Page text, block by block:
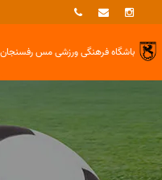
باشگاه فرهنگی ورزشیمس رفسنجان